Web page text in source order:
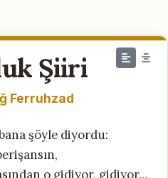
Şiiri
Ferruhzad
şöyle diyordu:
o gidiyor, gidiyor…